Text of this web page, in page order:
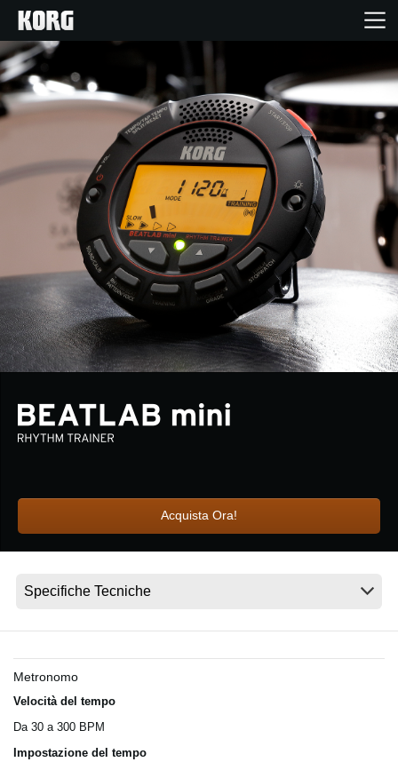
Home
Contenuti
Eventi
Supporto tecnico
Dove Acquistare
News
Paesi
Acquista Ora!
Metronomo
Velocità del tempo
Da 30 a 300 BPM
Impostazione del tempo